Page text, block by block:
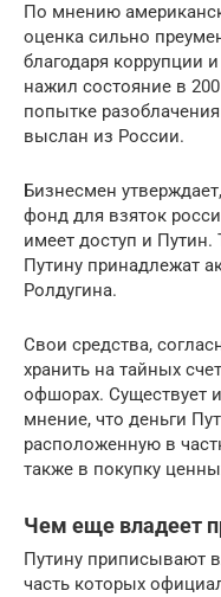
По мнению
оценка сильно
благодаря коррупции
нажил состояние в
попытке
выслан из России.
Бизнесмен
фонд для взяток
имеет доступ и
Путину принадлежат
Ролдугина.
Свои средства,
хранить на тайных
офшорах. Существует
мнение, что деньги
расположенную в
также в покупку
Чем еще владеет
Путину приписывают
часть которых